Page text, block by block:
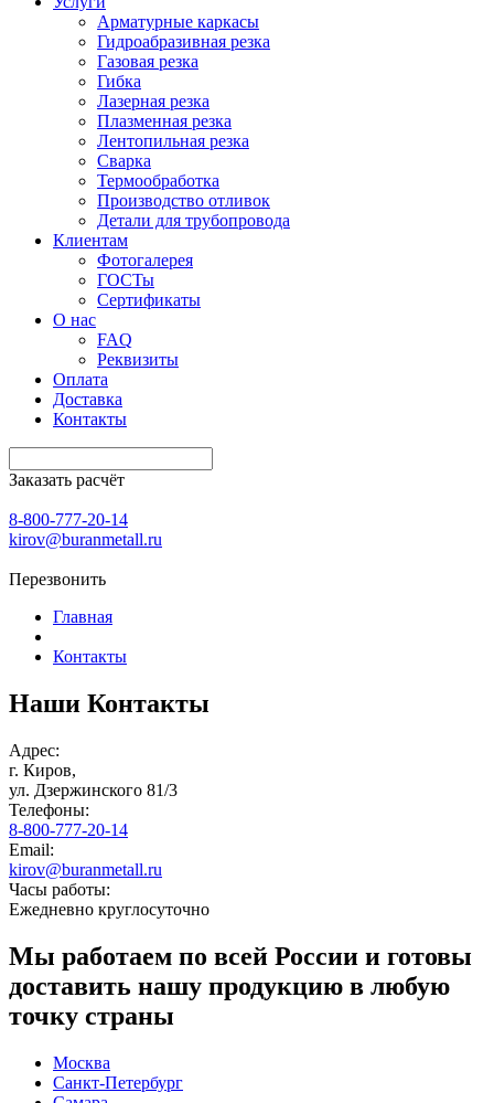
Арматурные каркасы
Гидроабразивная резка
Газовая резка
Гибка
Лазерная резка
Плазменная резка
Лентопильная резка
Сварка
Термообработка
Производство отливок
Детали для трубопровода
Клиентам
Фотогалерея
ГОСТы
Сертификаты
О нас
FAQ
Реквизиты
Оплата
Доставка
Контакты
Заказать расчёт
8-800-777-20-14
kirov@buranmetall.ru
Перезвонить
Главная
Контакты
Наши Контакты
Адрес:
г. Киров,
ул. Дзержинского 81/3
Телефоны:
8-800-777-20-14
Email:
kirov@buranmetall.ru
Часы работы:
Ежедневно круглосуточно
Мы работаем по всей России и готовы
доставить нашу продукцию в любую
точку страны
Москва
Санкт-Петербург